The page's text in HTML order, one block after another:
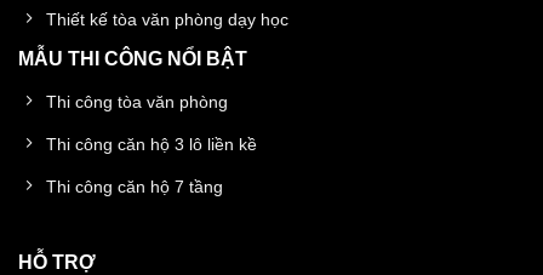
Thiết kế tòa văn phòng dạy học
MẪU THI CÔNG NỔI BẬT
Thi công tòa văn phòng
Thi công căn hộ 3 lô liền kề
Thi công căn hộ 7 tầng
HỖ TRỢ